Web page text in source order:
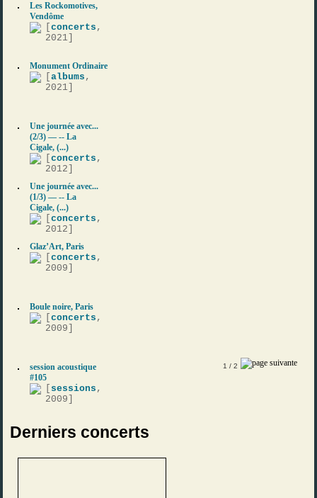
Les Rockomotives,
Vendôme
[concerts ,
2021]
Monument Ordinaire
[albums ,
2021]
Une journée avec...
(2/3) — -- La
Cigale, (...)
[concerts ,
2012]
Une journée avec...
(1/3) — -- La
Cigale, (...)
[concerts ,
2012]
Glaz’Art, Paris
[concerts ,
2009]
Boule noire, Paris
[concerts ,
2009]
session acoustique
#105
sessions ,
2009]
1 / 2
Derniers concerts